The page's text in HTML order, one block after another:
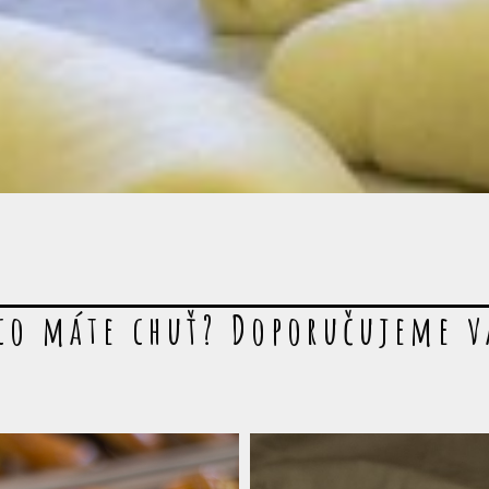
máte chuť? Doporučujeme